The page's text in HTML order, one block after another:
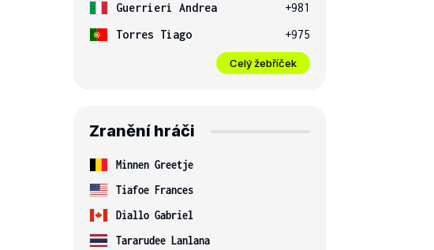
Guerrieri Andrea
+981
Torres Tiago
+975
Celý žebříček
Zranění hráči
Minnen Greetje
Tiafoe Frances
Diallo Gabriel
Tararudee Lanlana